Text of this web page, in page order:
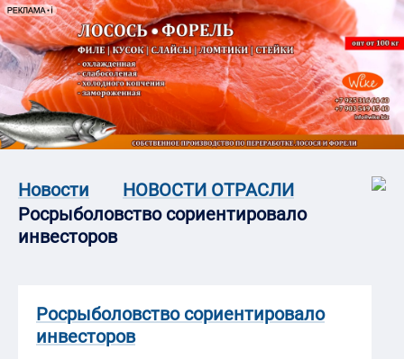
Новости
НОВОСТИ ОТРАСЛИ
Росрыболовство сориентировало
инвесторов
Росрыболовство сориентировало
инвесторов